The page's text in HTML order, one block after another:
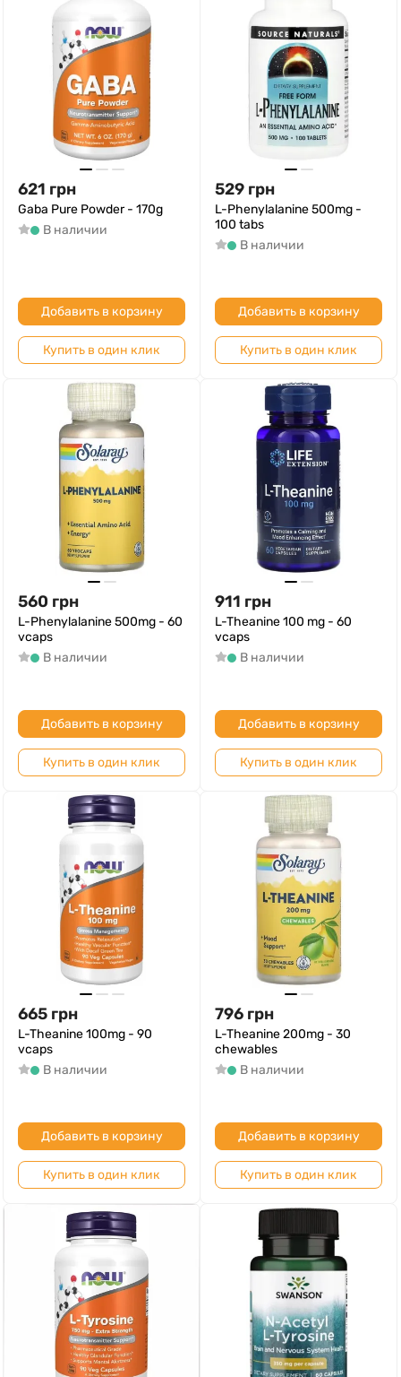
621 грн
Gaba Pure Powder - 170g
В наличии
Добавить в корзину
Купить в один клик
529 грн
L-Phenylalanine 500mg -
100 tabs
В наличии
Добавить в корзину
Купить в один клик
560 грн
L-Phenylalanine 500mg - 60
vcaps
В наличии
Добавить в корзину
Купить в один клик
911 грн
L-Theanine 100 mg - 60
vcaps
В наличии
Добавить в корзину
Купить в один клик
665 грн
L-Theanine 100mg - 90
vcaps
В наличии
Добавить в корзину
Купить в один клик
796 грн
L-Theanine 200mg - 30
chewables
В наличии
Добавить в корзину
Купить в один клик